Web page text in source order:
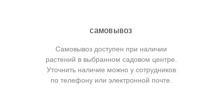
самовывоз
Самовывоз доступен при наличии
растений в выбранном садовом центре.
Уточнить наличие можно у сотрудников
по телефону или электронной почте.